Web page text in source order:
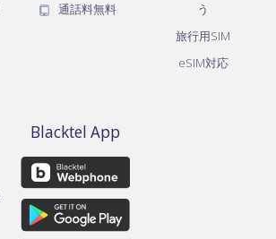
通話料無料
う
旅行用SIM
eSIM対応
Blacktel App